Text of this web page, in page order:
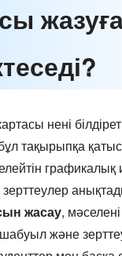
нені
тақырыпқа
жасау,
және